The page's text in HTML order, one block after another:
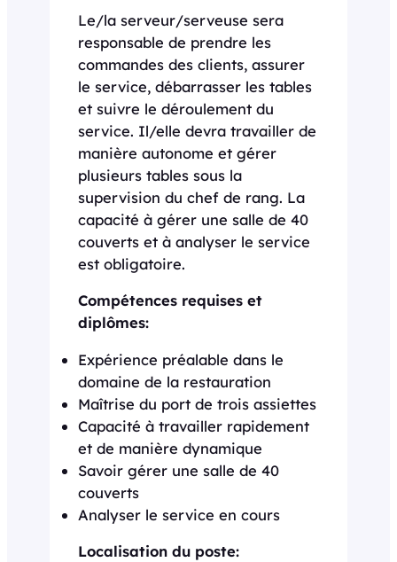
Le/la serveur/serveuse sera
responsable de prendre les
commandes des clients, assurer
le service, débarrasser les tables
et suivre le déroulement du
service. Il/elle devra travailler de
manière autonome et gérer
plusieurs tables sous la
supervision du chef de rang. La
capacité à gérer une salle de 40
couverts et à analyser le service
est obligatoire.
Compétences requises et
diplômes:
Expérience préalable dans le
domaine de la restauration
Maîtrise du port de trois assiettes
Capacité à travailler rapidement
et de manière dynamique
Savoir gérer une salle de 40
couverts
Analyser le service en cours
Localisation du poste: